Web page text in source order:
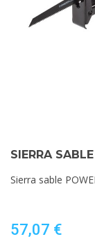
SIERRA
Sierra sable
57,07 €